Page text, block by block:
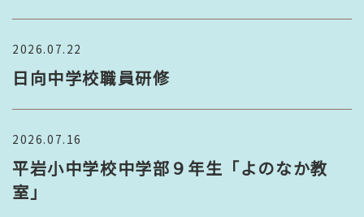
2026.07.22
日向中学校職員研修
2026.07.16
平岩小中学校中学部９年生「よのなか教
室」